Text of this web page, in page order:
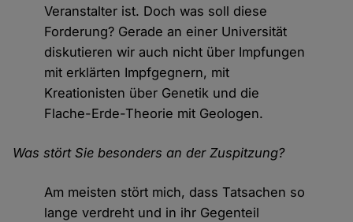
Veranstalter ist. Doch was soll diese
Forderung? Gerade an einer Universität
diskutieren wir auch nicht über Impfungen
mit erklärten Impfgegnern, mit
Kreationisten über Genetik und die
Flache-Erde-Theorie mit Geologen.
Was stört Sie besonders an der Zuspitzung?
Am meisten stört mich, dass Tatsachen so
lange verdreht und in ihr Gegenteil